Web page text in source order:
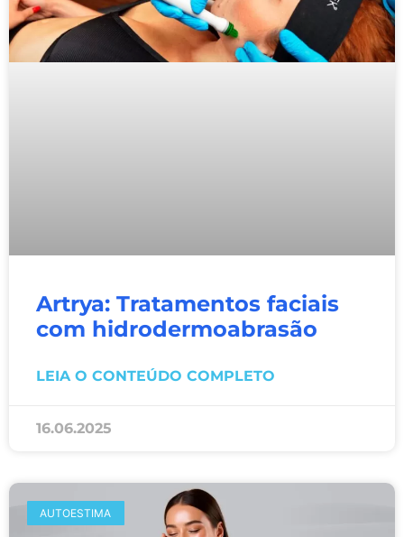
Artrya: Tratamentos faciais
com hidrodermoabrasão
LEIA O CONTEÚDO COMPLETO
16.06.2025
AUTOESTIMA